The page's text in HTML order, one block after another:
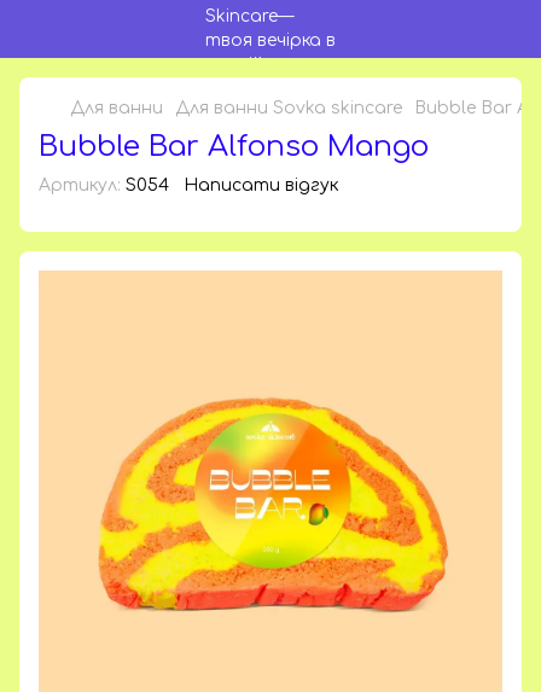
Для ванни Для ванни Sovka skincare Bubble Bar
Bubble Bar Alfonso Mango
Артикул: S054 Написати відгук